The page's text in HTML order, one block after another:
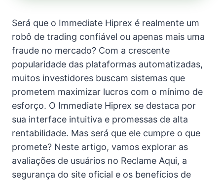
Será que o Immediate Hiprex é realmente um
robô de trading confiável ou apenas mais uma
fraude no mercado? Com a crescente
popularidade das plataformas automatizadas,
muitos investidores buscam sistemas que
prometem maximizar lucros com o mínimo de
esforço. O Immediate Hiprex se destaca por
sua interface intuitiva e promessas de alta
rentabilidade. Mas será que ele cumpre o que
promete? Neste artigo, vamos explorar as
avaliações de usuários no Reclame Aqui, a
segurança do site oficial e os benefícios de